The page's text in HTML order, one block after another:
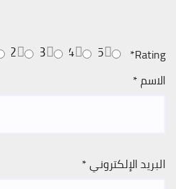
Rating
*
5
4
3
2
الاسم*
البريد الإلكتروني*